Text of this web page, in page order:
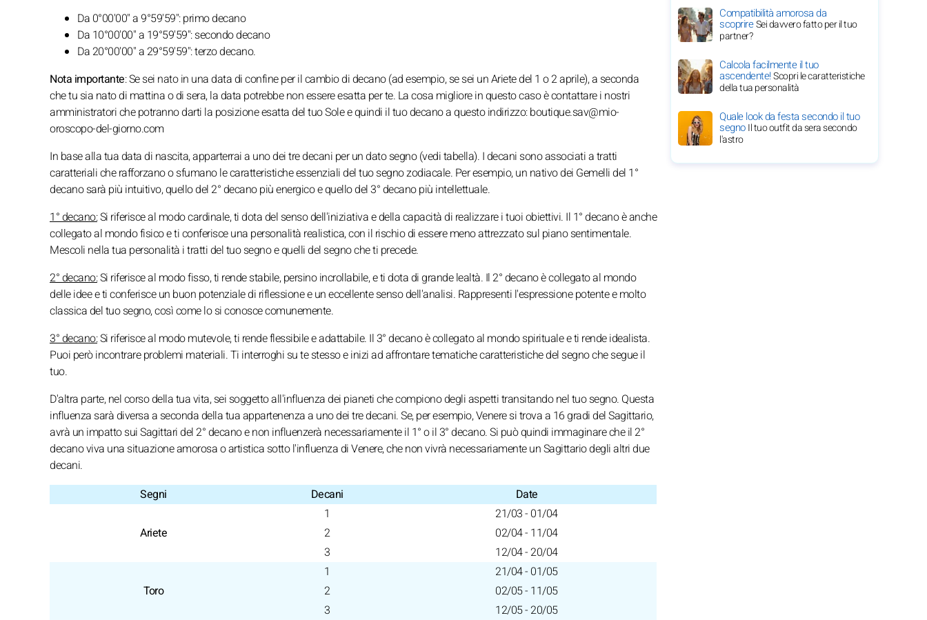
Da 0°00'00" a 9°59'59": primo decano
Da 10°00'00" a 19°59'59": secondo decano
Da 20°00'00" a 29°59'59": terzo decano.
Nota importante: Se sei nato in una data di confine per il cambio di decano (ad esempio, se sei un Ariete del 1 o 2 aprile), a seconda
che tu sia nato di mattina o di sera, la data potrebbe non essere esatta per te. La cosa migliore in questo caso è contattare i nostri
amministratori che potranno darti la posizione esatta del tuo Sole e quindi il tuo decano a questo indirizzo: boutique.sav@mio-
oroscopo-del-giorno.com
In base alla tua data di nascita, apparterrai a uno dei tre decani per un dato segno (vedi tabella). I decani sono associati a tratti
caratteriali che rafforzano o sfumano le caratteristiche essenziali del tuo segno zodiacale. Per esempio, un nativo dei Gemelli del 1°
decano sarà più intuitivo, quello del 2° decano più energico e quello del 3° decano più intellettuale.
1° decano:Si riferisce al modo cardinale, ti dota del senso dell'iniziativa e della capacità di realizzare i tuoi obiettivi. Il 1° decano è anche
collegato al mondo fisico e ti conferisce una personalità realistica, con il rischio di essere meno attrezzato sul piano sentimentale.
Mescoli nella tua personalità i tratti del tuo segno e quelli del segno che ti precede.
2° decano:Si riferisce al modo fisso, ti rende stabile, persino incrollabile, e ti dota di grande lealtà. Il 2° decano è collegato al mondo
delle idee e ti conferisce un buon potenziale di riflessione e un eccellente senso dell'analisi. Rappresenti l'espressione potente e molto
classica del tuo segno, così come lo si conosce comunemente.
3° decano:Si riferisce al modo mutevole, ti rende flessibile e adattabile. Il 3° decano è collegato al mondo spirituale e ti rende idealista.
Puoi però incontrare problemi materiali. Ti interroghi su te stesso e inizi ad affrontare tematiche caratteristiche del segno che segue il
tuo.
D'altra parte, nel corso della tua vita, sei soggetto all'influenza dei pianeti che compiono degli aspetti transitando nel tuo segno. Questa
influenza sarà diversa a seconda della tua appartenenza a uno dei tre decani. Se, per esempio, Venere si trova a 16 gradi del Sagittario,
avrà un impatto sui Sagittari del 2° decano e non influenzerà necessariamente il 1° o il 3° decano. Si può quindi immaginare che il 2°
decano viva una situazione amorosa o artistica sotto l'influenza di Venere, che non vivrà necessariamente un Sagittario degli altri due
decani.
Segni
Decani Date
Ariete
1
21/03 - 01/04
2
02/04 - 11/04
3
12/04 - 20/04
Toro
1
21/04 - 01/05
2
02/05 - 11/05
3
12/05 - 20/05
Compatibilità amorosa da
scoprireSei davvero fatto per il tuo
partner?
Calcola facilmente il tuo
ascendente!Scopri le caratteristiche
della tua personalità
Quale look da festa secondo il tuo
segnoIl tuo outfit da sera secondo
l'astro